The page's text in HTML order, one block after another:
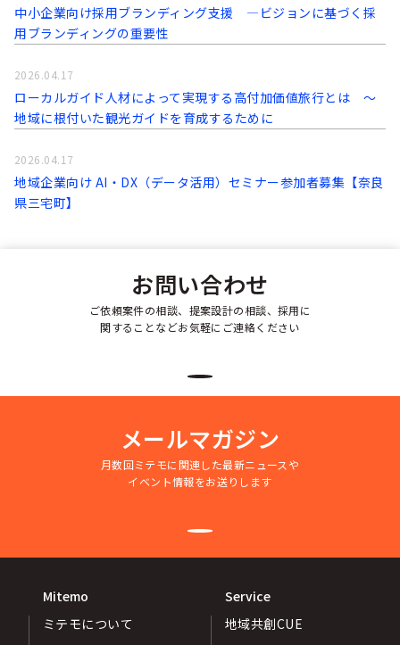
中小企業向け採用ブランディング支援 ―ビジョンに基づく採
用ブランディングの重要性
ローカルガイド人材によって実現する高付加価値旅行とは ～
地域に根付いた観光ガイドを育成するために
2026.04.17
地域企業向け AI・DX（データ活用）セミナー参加者募集【奈良
県三宅町】
2026.04.17
お問い合わせ
ご依頼案件の相談、提案設計の相談、採用に
関することなどお気軽にご連絡ください
メールマガジン
月数回ミテモに関連した最新ニュースや
イベント情報をお送りします
Mitemo
ミテモについて
Service
地域共創CUE